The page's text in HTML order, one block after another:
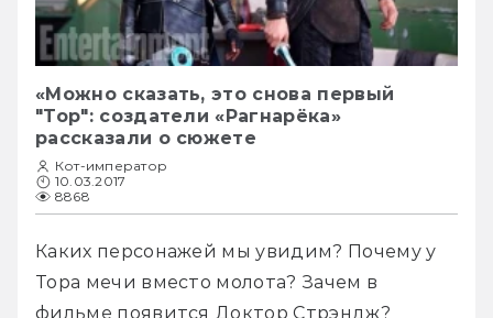
«Можно сказать, это снова первый
"Тор": создатели «Рагнарёка»
рассказали о сюжете
Кот-император
10.03.2017
8868
Каких персонажей мы увидим? Почему у
Тора мечи вместо молота? Зачем в
фильме появится Доктор Стрэндж?